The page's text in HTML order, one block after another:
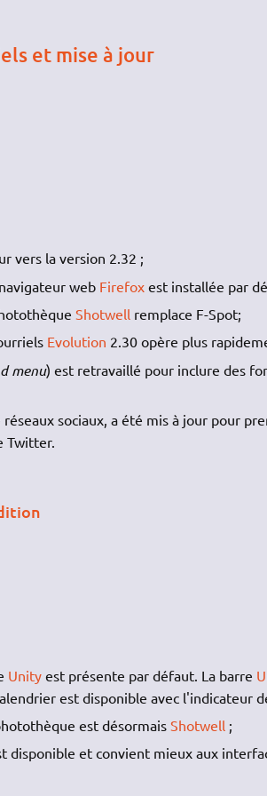
et mise à jour
vers la version 2.32 ;
web Firefox est installée par
Shotwell remplace F-Spot;
Evolution 2.30 opère plus
menu) est retravaillé pour inclure des
sociaux, a été mis à jour pour
Twitter.
Unity est présente par défaut. La barre
est disponible avec l'indicateur
est désormaisShotwell ;
disponible et convient mieux aux